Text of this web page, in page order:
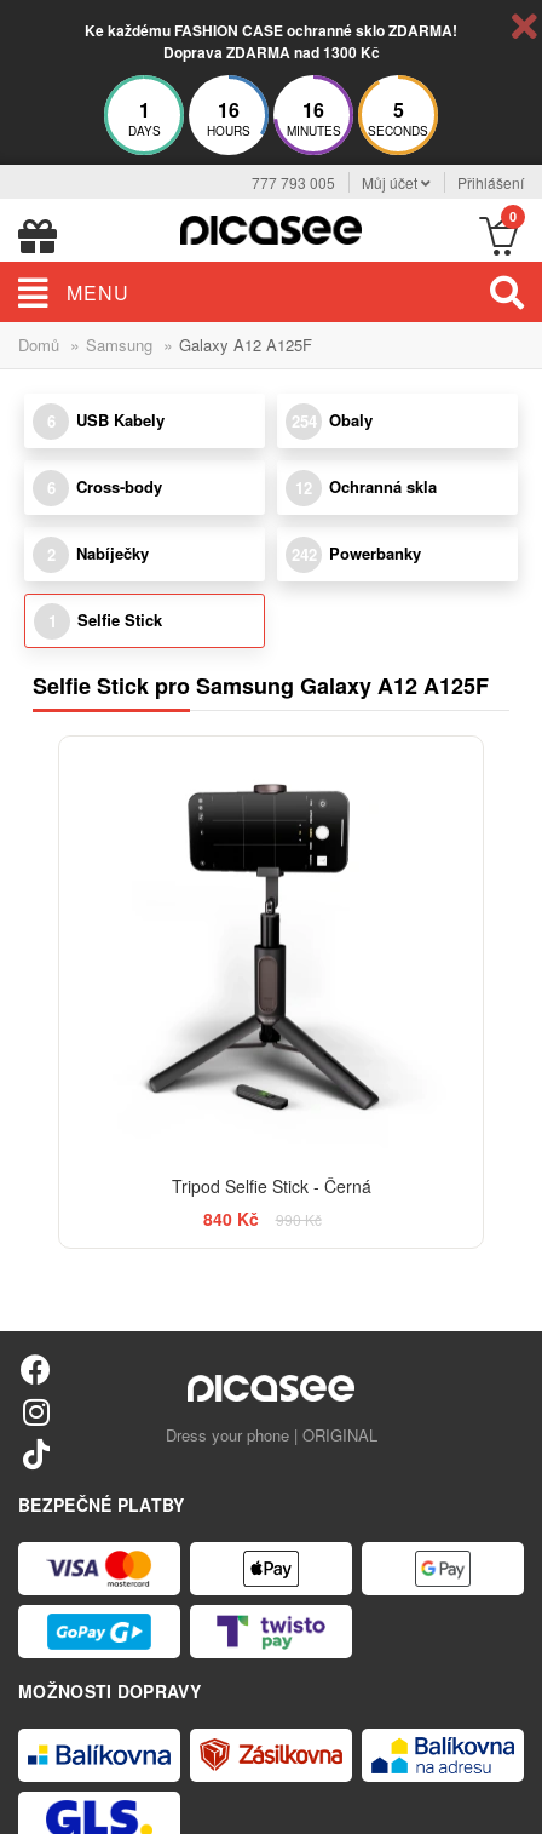
Ke každému FASHION CASE ochranné sklo ZDARMA!
Doprava ZDARMA nad 1300 Kč
1
DAYS
16
HOURS
16
MINUTES
5
SECONDS
777 793 005 Můj účet Přihlášení
0
MENU
Domů » Samsung » Galaxy A12 A125F
6 USB Kabely 254 Obaly
6 Cross-body 12 Ochranná skla
2 Nabíječky 242 Powerbanky
1 Selfie Stick
Selfie Stick pro Samsung Galaxy A12 A125F
Tripod Selfie Stick - Černá
840 Kč
990 Kč
Dress your phone | ORIGINAL
BEZPEČNÉ PLATBY
MOŽNOSTI DOPRAVY